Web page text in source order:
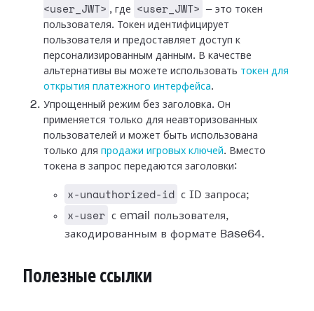
<user_JWT> , где <user_JWT>
— это токен
пользователя. Токен идентифицирует
пользователя и предоставляет доступ к
персонализированным данным. В качестве
альтернативы вы можете использовать токен для
открытия платежного интерфейса.
Упрощенный режим без заголовка. Он
применяется только для неавторизованных
пользователей и может быть использована
только для продажи игровых ключей. Вместо
токена в запрос передаются заголовки:
x-unauthorized-id с ID запроса;
x-user с email пользователя,
закодированным в формате Base64.
Полезные ссылки